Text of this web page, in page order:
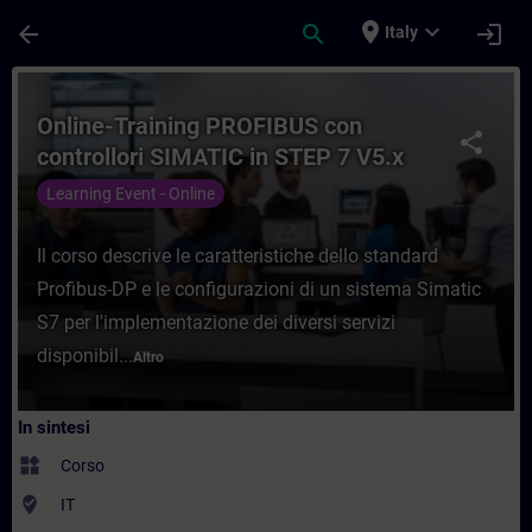
arrow_back search place Italy expand_more login
Corso - Online-Training PROFIBUS con
share
Online-Training PROFIBUS con
controllori SIMATIC in STEP 7 V5.x
Learning Event - Online
Il corso descrive le caratteristiche dello standard
Profibus-DP e le configurazioni di un sistema Simatic
S7 per l'implementazione dei diversi servizi
disponibil...Altro
In sintesi
widgets Corso
where_to_vote IT